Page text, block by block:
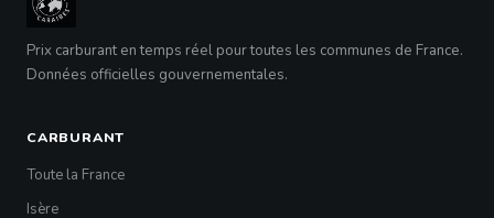
Prix carburant en temps réel pour toutes les communes de France.
Données officielles gouvernementales.
CARBURANT
Toute la France
Isère